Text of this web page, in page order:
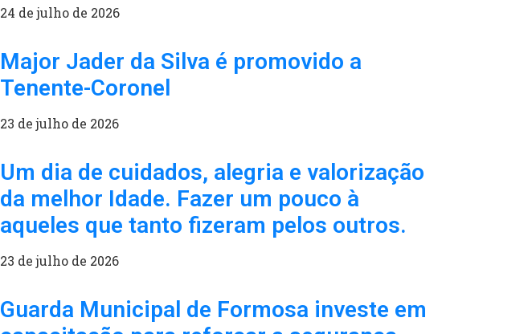
24 de julho de 2026
Major Jader da Silva é promovido a
Tenente-Coronel
23 de julho de 2026
Um dia de cuidados, alegria e valorização
da melhor Idade. Fazer um pouco à
aqueles que tanto fizeram pelos outros.
23 de julho de 2026
Guarda Municipal de Formosa investe em